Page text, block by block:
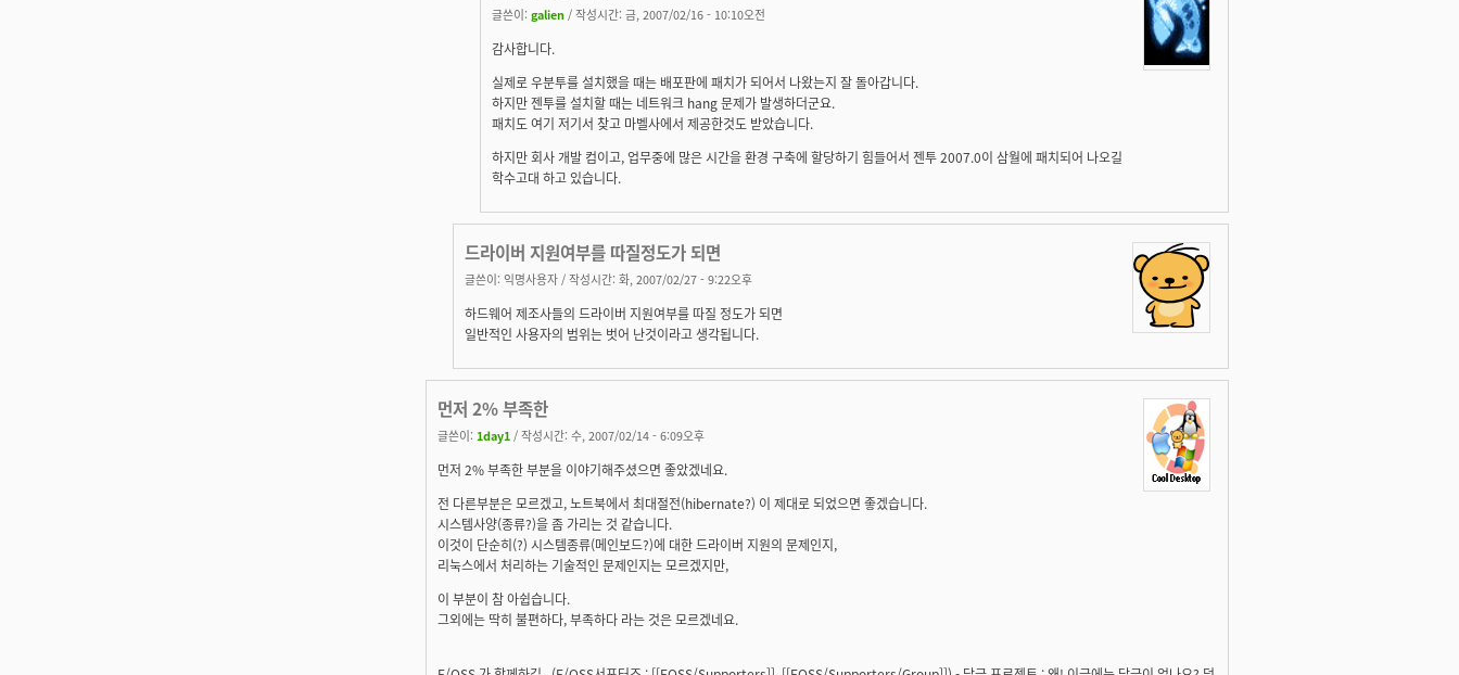
글쓴이: galien / 작성시간: 금, 2007/02/16 - 10:10오전
감사합니다.
실제로 우분투를 설치했을 때는 배포판에 패치가 되어서 나왔는지 잘 돌아갑니다.
하지만 젠투를 설치할 때는 네트워크 hang 문제가 발생하더군요.
패치도 여기 저기서 찾고 마벨사에서 제공한것도 받았습니다.
하지만 회사 개발 컴이고, 업무중에 많은 시간을 환경 구축에 할당하기 힘들어서 젠투 2007.0이 삼월에 패치되어 나오길
학수고대 하고 있습니다.
드라이버 지원여부를 따질정도가 되면
글쓴이: 익명사용자 / 작성시간: 화, 2007/02/27 - 9:22오후
하드웨어 제조사들의 드라이버 지원여부를 따질 정도가 되면
일반적인 사용자의 범위는 벗어 난것이라고 생각됩니다.
먼저 2% 부족한
글쓴이: 1day1 / 작성시간: 수, 2007/02/14 - 6:09오후
먼저 2% 부족한 부분을 이야기해주셨으면 좋았겠네요.
전 다른부분은 모르겠고, 노트북에서 최대절전(hibernate?) 이 제대로 되었으면 좋겠습니다.
시스템사양(종류?)을 좀 가리는 것 같습니다.
이것이 단순히(?) 시스템종류(메인보드?)에 대한 드라이버 지원의 문제인지,
리눅스에서 처리하는 기술적인 문제인지는 모르겠지만,
이 부분이 참 아쉽습니다.
그외에는 딱히 불편하다, 부족하다 라는 것은 모르겠네요.